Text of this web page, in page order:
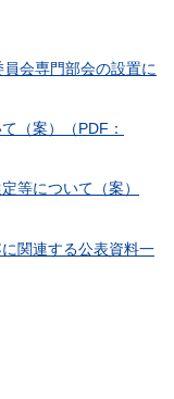
会専門部会の設置に
（案）（PDF：
等について（案）
関連する公表資料一